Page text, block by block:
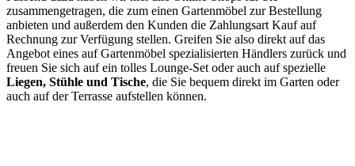
zusammengetragen, die zum einen Gartenmöbel zur Bestellung
anbieten und außerdem den Kunden die Zahlungsart Kauf auf
Rechnung zur Verfügung stellen. Greifen Sie also direkt auf das
Angebot eines auf Gartenmöbel spezialisierten Händlers zurück und
freuen Sie sich auf ein tolles Lounge-Set oder auch auf spezielle
Liegen, Stühle und Tische, die Sie bequem direkt im Garten oder
auch auf der Terrasse aufstellen können.